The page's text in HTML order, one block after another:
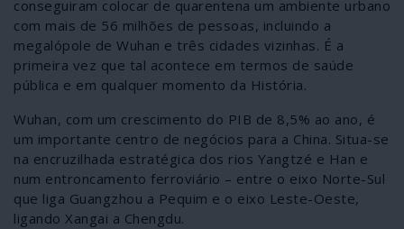
conseguiram colocar de quarentena um ambiente urbano
com mais de 56 milhões de pessoas, incluindo a
megalópole de Wuhan e três cidades vizinhas. É a
primeira vez que tal acontece em termos de saúde
pública e em qualquer momento da História.
Wuhan, com um crescimento do PIB de 8,5% ao ano, é
um importante centro de negócios para a China. Situa-se
na encruzilhada estratégica dos rios Yangtzé e Han e
num entroncamento ferroviário – entre o eixo Norte-Sul
que liga Guangzhou a Pequim e o eixo Leste-Oeste,
ligando Xangai a Chengdu.